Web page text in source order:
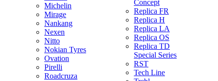
Michelin
Mirage
Nankang
Nexen
Nitto
Nokian Tyres
Ovation
Pirelli
Roadcruza
Concept
Replica FR
Replica H
Replica LA
Replica OS
Replica TD
Special Series
RST
Tech Line